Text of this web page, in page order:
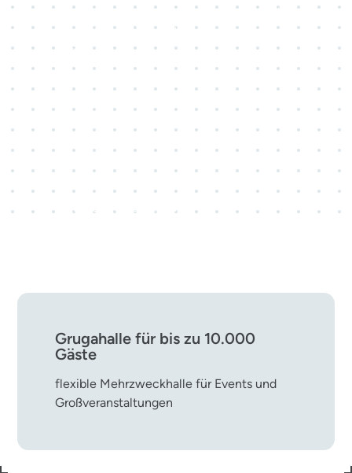
eine führende Adresse für nationale und
internationale Veranstaltungen mitten in
Europa.
Veranstaltungsräume
rund 800 Kongress- und
Grugahalle für bis zu 10.000
Gäste
flexible Mehrzweckhalle für Events und
Großveranstaltungen